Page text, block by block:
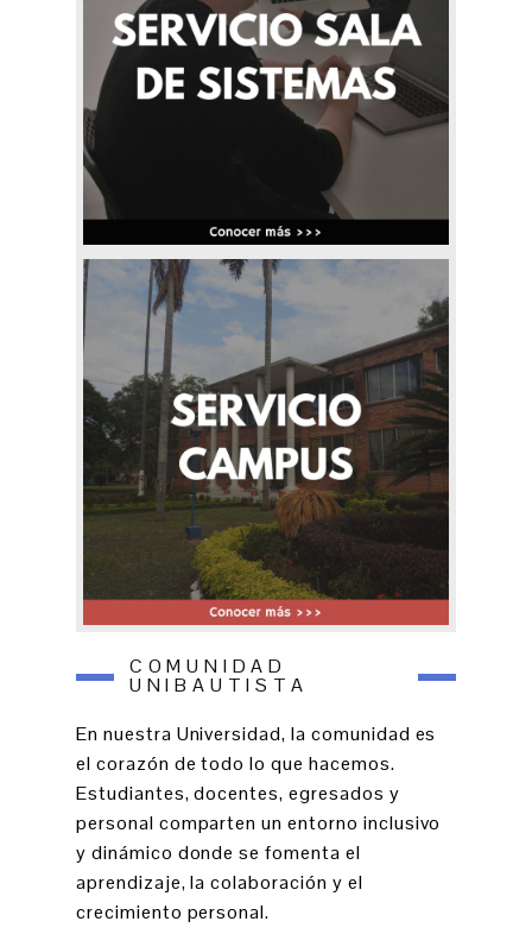
COMUNIDAD
UNIBAUTISTA
En nuestra Universidad, la comunidad es
el corazón de todo lo que hacemos.
Estudiantes, docentes, egresados y
personal comparten un entorno inclusivo
y dinámico donde se fomenta el
aprendizaje, la colaboración y el
crecimiento personal.